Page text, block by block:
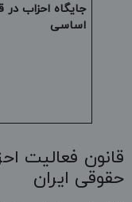
جایگاه احزاب در
اساسی
قانون فعالیت
حقوقی ایران